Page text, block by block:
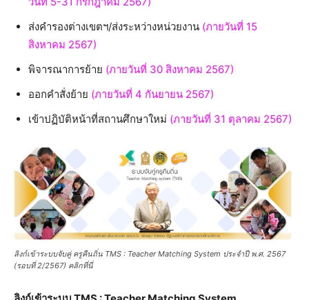
ส่งคำรองต่างเขตฯ/ส่งระหว่างหน่วยงาน (ภายวันที่ 15
สิงหาคม 2567)
พิจารณาการย้าย (ภายวันที่ 30 สิงหาคม 2567)
ออกคำสั่งย้าย (ภายวันที่ 4 กันยายน 2567)
เข้าปฏิบัติหน้าที่สถานศึกษาใหม่ (ภายวันที่ 31 ตุลาคม 2567)
ลิงก์เข้าระบบจับคู่ ครูคืนถิ่น TMS : Teacher Matching System ประจำปี พ.ศ. 2567
(รอบที่ 2/2567) คลิกที่นี่